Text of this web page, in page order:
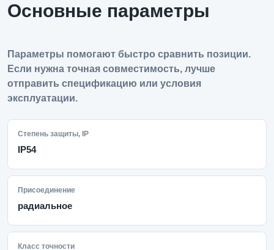
Основные параметры
Параметры помогают быстро сравнить позиции.
Если нужна точная совместимость, лучше
отправить спецификацию или условия
эксплуатации.
Степень защиты, IP
IP54
Присоединение
радиальное
Класс точности